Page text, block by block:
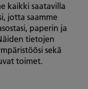
kaikki saatavilla
jotta saamme
paperin ja
tietojen
sekä
toimet.